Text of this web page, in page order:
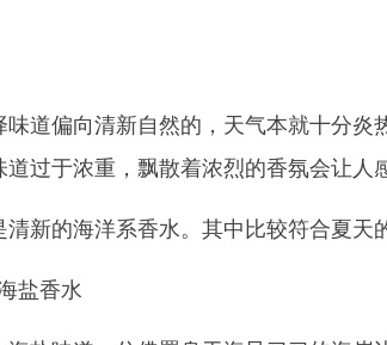
道偏向清新自然的，天气本就十分炎
过于浓重，飘散着浓烈的香氛会让人
新的海洋系香水。其中比较符合夏天
盐香水